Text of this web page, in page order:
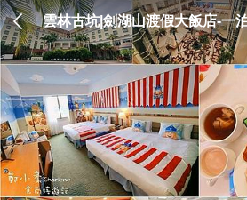
雲林古坑|劍湖山渡假大飯店-一
餐廳自助式Buffet吃到飽|小威主
三溫暖.兒童故事屋|體驗